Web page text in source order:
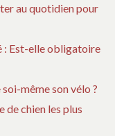
au quotidien pour
: Est-elle obligatoire
même son vélo ?
de chien les plus